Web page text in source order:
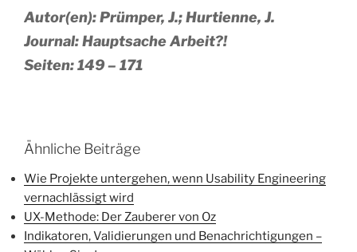
Autor(en): Prümper, J.; Hurtienne, J.
Journal: Hauptsache Arbeit?!
Seiten: 149 – 171
Ähnliche Beiträge
Wie Projekte untergehen, wenn Usability Engineering
vernachlässigt wird
UX-Methode: Der Zauberer von Oz
Indikatoren, Validierungen und Benachrichtigungen –